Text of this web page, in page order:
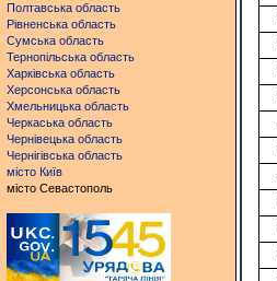
Полтавська область
Рівненська область
Сумська область
Тернопільська область
Харківська область
Херсонська область
Хмельницька область
Черкаська область
Чернівецька область
Чернігівська область
місто Київ
місто Севастополь